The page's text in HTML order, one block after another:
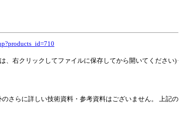
、右クリックしてファイルに保存してから開いてください)
さらに詳しい技術資料・参考資料はございません。 上記の